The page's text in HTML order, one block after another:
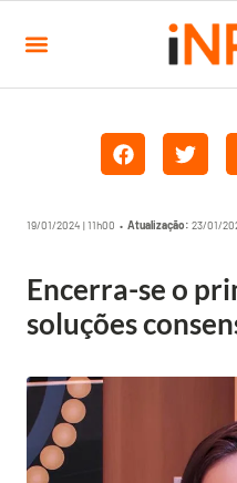
19/01/2024 | 11h00 • Atualização: 23/01/
Encerra-se o
soluções